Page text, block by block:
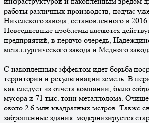
работы различных производств, подчас
Никелевого завода, остановленного в 2016
Повседневные проблемы касаются
предприятий, в первую очередь,
металлургического завода и Медного
С накопленным эффектом идет борьба
территорий и рекультивации земель. В
как следует из отчета компании, было
мусора и 71 тыс. тонн металлолома.
около 2,6 млн квадратных метров. Также
заброшенные здания, модернизируется